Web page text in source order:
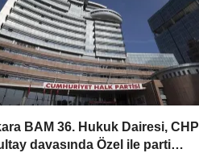
BAM 36. Hukuk Dairesi, CHP
davasında Özel ile parti